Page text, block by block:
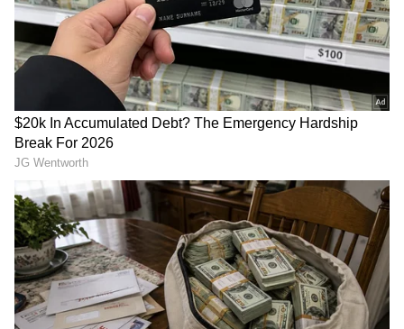
DOWNLOAD APP
RECOMMENDED STORIES